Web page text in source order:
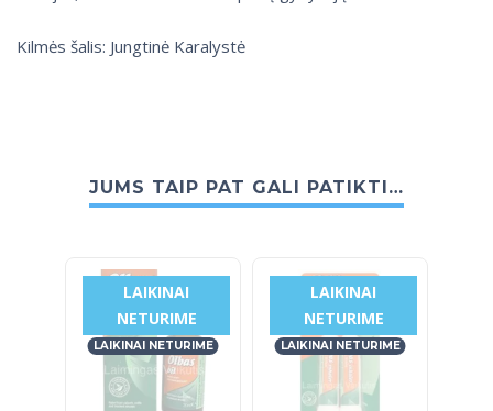
Kilmės šalis: Jungtinė Karalystė
JUMS TAIP PAT GALI PATIKTI…
LAIKINAI
NETURIME
LAIKINAI NETURIME
LAIKINAI
NETURIME
LAIKINAI NETURIME